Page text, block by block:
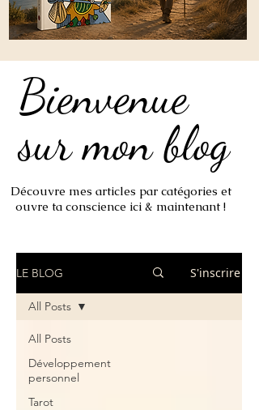
Bienvenue
sur mon blog
Bienvenue
sur mon blog
Découvre mes articles par catégories et
ouvre ta conscience ici & maintenant !
LE BLOG S'inscrire
All Posts
Développement
personnel
Tarot
All Posts